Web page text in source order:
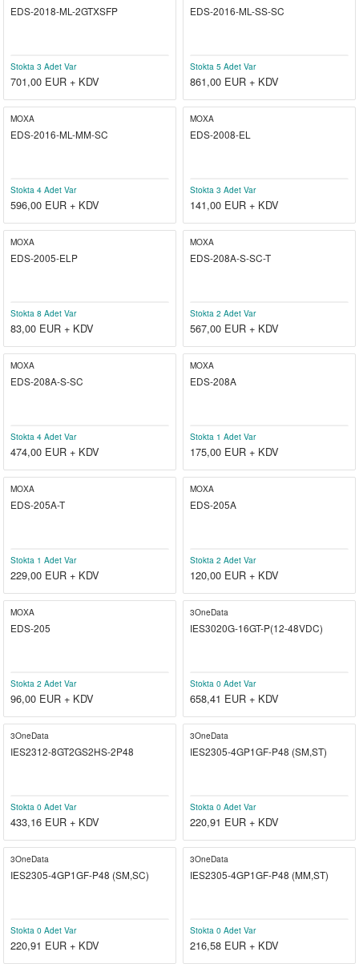
Anahtarlar
EDS-2018-ML-2GTXSFP
Stokta 3 Adet Var
701,00 EUR + KDV
EDS-2016-ML-SS-SC
Stokta 5 Adet Var
861,00 EUR + KDV
MOXA
EDS-2016-ML-MM-SC
Stokta 4 Adet Var
596,00 EUR + KDV
MOXA
EDS-2008-EL
Stokta 3 Adet Var
141,00 EUR + KDV
MOXA
EDS-2005-ELP
Stokta 8 Adet Var
83,00 EUR + KDV
MOXA
EDS-208A-S-SC-T
Stokta 2 Adet Var
567,00 EUR + KDV
MOXA
EDS-208A-S-SC
Stokta 4 Adet Var
474,00 EUR + KDV
MOXA
EDS-208A
Stokta 1 Adet Var
175,00 EUR + KDV
MOXA
EDS-205A-T
Stokta 1 Adet Var
229,00 EUR + KDV
MOXA
EDS-205A
Stokta 2 Adet Var
120,00 EUR + KDV
MOXA
EDS-205
Stokta 2 Adet Var
96,00 EUR + KDV
3OneData
IES3020G-16GT-P(12-48VDC)
Stokta 0 Adet Var
658,41 EUR + KDV
3OneData
IES2312-8GT2GS2HS-2P48
Stokta 0 Adet Var
433,16 EUR + KDV
3OneData
IES2305-4GP1GF-P48 (SM,ST)
Stokta 0 Adet Var
220,91 EUR + KDV
3OneData
IES2305-4GP1GF-P48 (SM,SC)
Stokta 0 Adet Var
220,91 EUR + KDV
3OneData
IES2305-4GP1GF-P48 (MM,ST)
Stokta 0 Adet Var
216,58 EUR + KDV